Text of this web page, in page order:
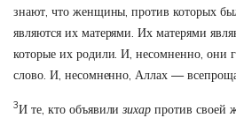
знают, что женщины, против которых
являются их матерями. Их матерями
которые их родили. И, несомненно, они
слово. И, несомненно, Аллах —
3И те, кто объявилизихар против своей